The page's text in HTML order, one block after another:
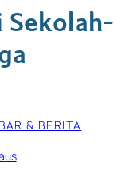
Sekolah-
& BERITA